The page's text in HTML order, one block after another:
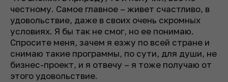
честному. Самое главное – живет счастливо, в
удовольствие, даже в своих очень скромных
условиях. Я бы так не смог, но ее понимаю.
Спросите меня, зачем я езжу по всей стране и
снимаю такие программы, по сути, для души, не
бизнес-проект, и я отвечу – я тоже получаю от
этого удовольствие.